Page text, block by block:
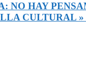
NO HAY
CULTURAL »